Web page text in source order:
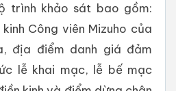
trình khảo sát bao gồm:
Công viên Mizuho của
địa điểm danh giá đảm
lễ khai mạc, lễ bế mạc